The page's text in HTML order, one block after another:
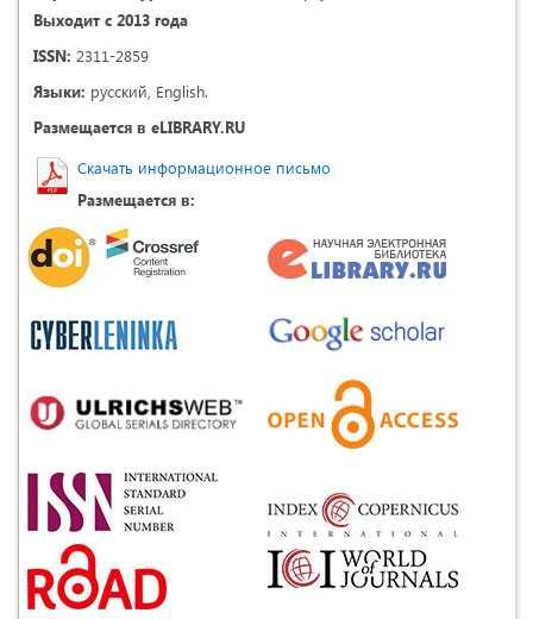
Выходит с 2013 года
ISSN: 2311-2859
Языки: русский, English.
Размещается в eLIBRARY.RU
Скачать информационное письмо
Размещается в: